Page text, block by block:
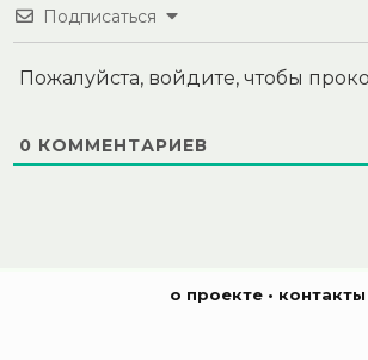
Подписаться
Пожалуйста, войдите, чтобы
0 КОММЕНТАРИЕВ
о проекте • контакты